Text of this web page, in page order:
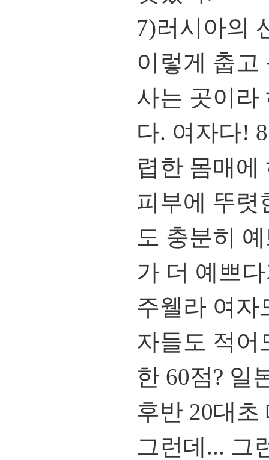
7)러시아의
이렇게 춥고
사는 곳이라
다. 여자다!
렵한 몸매에
피부에 뚜렷
도 충분히
가 더 예쁘
주웰라 여자
자들도 적어
한 60점? 일
후반 20대
그런데... 그